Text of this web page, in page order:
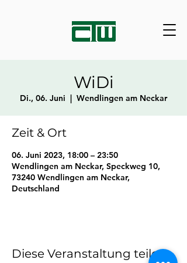
WiDi
Di., 06. Juni
  |
Wendlingen am Neckar
Zeit & Ort
06. Juni 2023, 18:00 – 23:50
Wendlingen am Neckar, Speckweg 10,
73240 Wendlingen am Neckar,
Deutschland
Diese Veranstaltung teilen